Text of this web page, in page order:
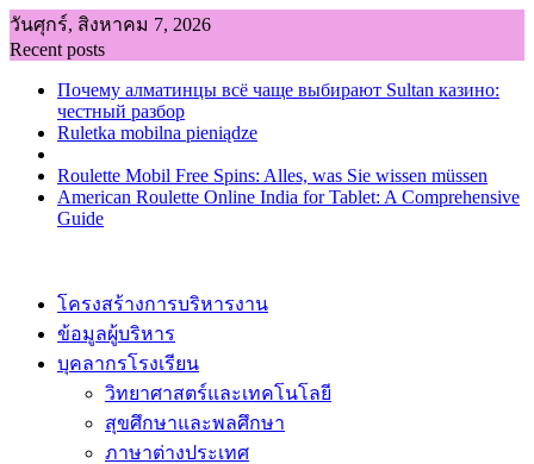
Skip
to
content
วันศุกร์, สิงหาคม 7, 2026
Recent posts
Почему алматинцы всё чаще выбирают Sultan казино:
честный разбор
Ruletka mobilna pieniądze
Roulette Mobil Free Spins: Alles, was Sie wissen müssen
American Roulette Online India for Tablet: A Comprehensive
Guide
โครงสร้างการบริหารงาน
ข้อมูลผู้บริหาร
บุคลากรโรงเรียน
วิทยาศาสตร์และเทคโนโลยี
สุขศึกษาและพลศึกษา
ภาษาต่างประเทศ